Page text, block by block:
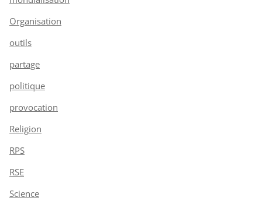
Organisation
outils
partage
politique
provocation
Religion
RPS
RSE
Science